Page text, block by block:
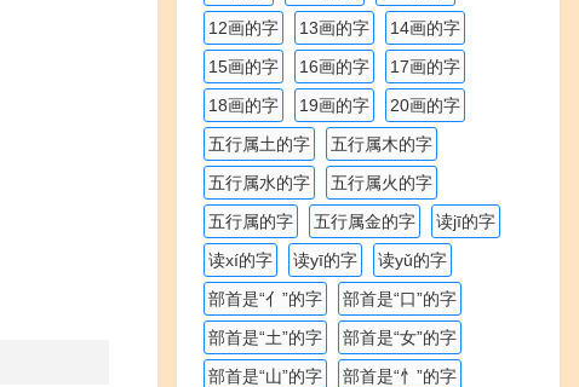
12画的字
13画的字
14画的字
15画的字
16画的字
17画的字
18画的字
19画的字
20画的字
五行属土的字
五行属木的字
五行属水的字
五行属火的字
五行属的字
五行属金的字
读jī的字
读xí的字
读yī的字
读yǔ的字
部首是“亻”的字
部首是“口”的字
部首是“土”的字
部首是“女”的字
部首是“山”的字
部首是“忄”的字